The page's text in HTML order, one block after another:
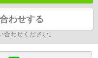
わせする
わせください。